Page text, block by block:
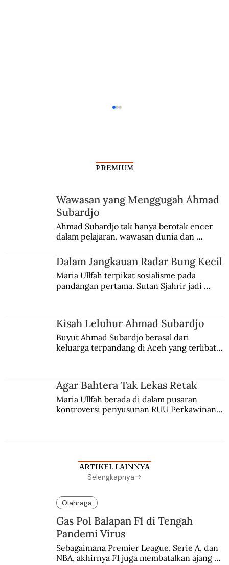
Menggadai Barang Sepanjang Zaman
PREMIUM
Wawasan yang Menggugah Ahmad
Subardjo
Ahmad Subardjo tak hanya berotak encer
dalam pelajaran, wawasan dunia dan
Jules Verne, Multatuli, hingga Sun Yat-sen.
Dalam Jangkauan Radar Bung Kecil
Maria Ullfah terpikat sosialisme pada
pandangan pertama. Sutan Sjahrir jadi
Kisah Leluhur Ahmad Subardjo
Buyut Ahmad Subardjo berasal dari
keluarga terpandang di Aceh yang terlibat
Agar Bahtera Tak Lekas Retak
Maria Ullfah berada di dalam pusaran
kontroversi penyusunan RUU Perkawinan.
ARTIKEL LAINNYA
Selengkapnya
Olahraga
Gas Pol Balapan F1 di Tengah
Pandemi Virus
Sebagaimana Premier League, Serie A, dan
NBA, akhirnya F1 juga membatalkan ajang